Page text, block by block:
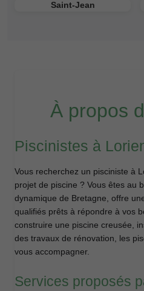
Saint-Jean
À propos
Piscinistes à
Vous recherchez un pisciniste à
projet de piscine ? Vous êtes au
dynamique de Bretagne, offre
qualifiés prêts à répondre à vos
construire une piscine creusée,
des travaux de rénovation, les
vous accompagner.
Services proposés